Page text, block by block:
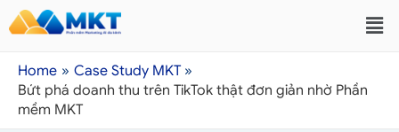
Home
Case Study MKT
Bứt phá doanh thu trên TikTok thật đơn giản nhờ Phần
mềm MKT